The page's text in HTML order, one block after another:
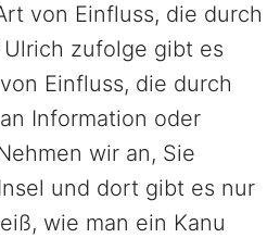
von Einfluss, die durch
Ulrich zufolge gibt es
Einfluss, die durch
Information oder
wir an, Sie
und dort gibt es nur
wie man ein Kanu